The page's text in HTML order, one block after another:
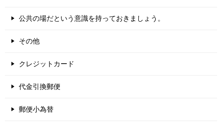
公共の場だという意識を持っておきましょう。
その他
クレジットカード
代金引換郵便
郵便小為替